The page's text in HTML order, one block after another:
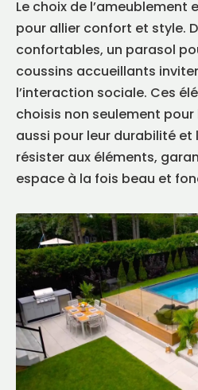
Le choix de l’ameublement
pour allier confort et style.
confortables, un parasol
coussins accueillants
l’interaction sociale. Ces
choisis non seulement
aussi pour leur durabilité
résister aux éléments,
espace à la fois beau et